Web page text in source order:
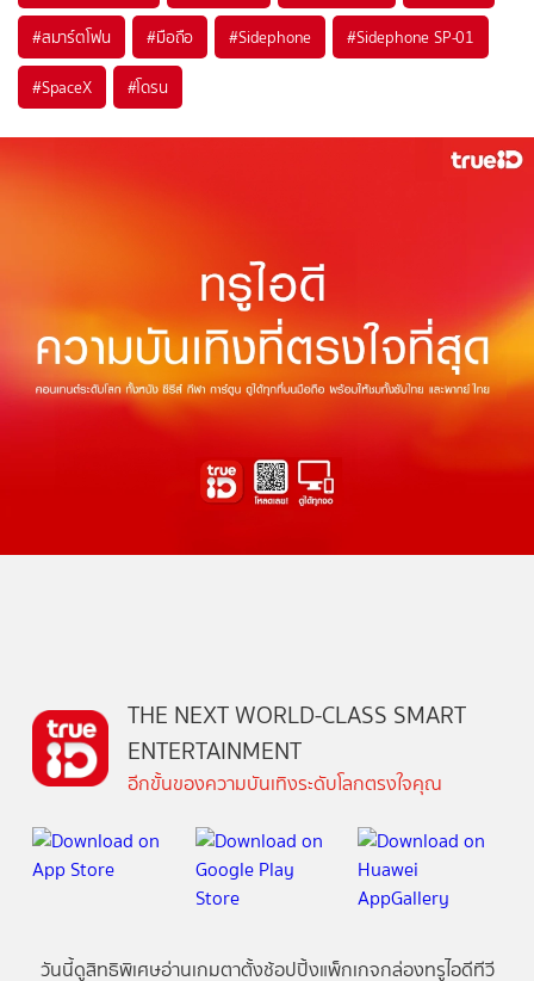
#สมาร์ตโฟน #มือถือ #Sidephone #Sidephone SP-01
#SpaceX #โดรน
THE NEXT WORLD-CLASS SMART
ENTERTAINMENT
อีกขั้นของความบันเทิงระดับโลกตรงใจคุณ
วันนี้ดูสิทธิพิเศษอ่านเกมตาตั้งช้อปปิ้งแพ็กเกจกล่องทรูไอดีทีวี